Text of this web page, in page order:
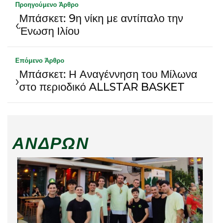
Προηγούμενο Άρθρο
‹Μπάσκετ: 9η νίκη με αντίπαλο την
Ένωση Ιλίου
Επόμενο Άρθρο
›Μπάσκετ: Η Αναγέννηση του Μίλωνα
στο περιοδικό ALLSTAR BASKET
ΑΝΔΡΏΝ